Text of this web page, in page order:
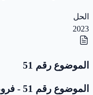
الحل
2023
الموضوع رقم 51